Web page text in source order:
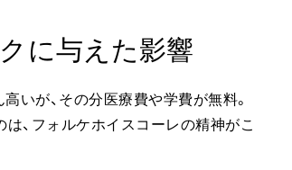
に与えた影響
いが、その分医療費や学費が無料。
、フォルケホイスコーレの精神がこ